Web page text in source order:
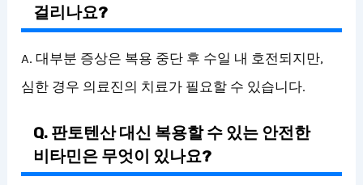
걸리나요?
A. 대부분 증상은 복용 중단 후 수일 내 호전되지만,
심한 경우 의료진의 치료가 필요할 수 있습니다.
Q. 판토텐산 대신 복용할 수 있는 안전한
비타민은 무엇이 있나요?